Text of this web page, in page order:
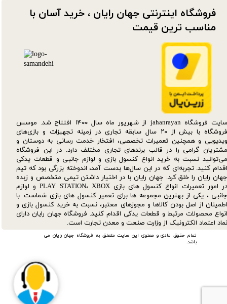
تمام حقوق مادی و معنوی این سایت متعلق به فروشگاه جهان رایان می
باشد.
سایت فروشگاه jahanrayan از شهریور ماه سال ۱۴۰۰ افتتاح شد. موسس
فروشگاه با بیش از ۲۰ سال سابقه تجاری در زمینه تجهیزات و بازی‌های
ویدیویی و همچنین تعمیرات تخصصی، افتخار خدمت رسانی به دوستان و
مشتریان گرامی را در قالب برندهای تجاری مختلف دارد. در این فروشگاه
می‌توانید نسبت به خرید انواع کنسول بازی و لوازم جانبی و قطعات یدکی‌
اقدام کنید. تجربه‌ای که در این سال‌ها بدست آمد، اندوخته بزرگی بود که تیم
جهان رایان را خلق کرد. جهان رایان با در اختیار داشتن تیمی متخصص و زبده
در امور تعمیرات انواع کنسول های بازی PLAY STATION، XBOX و لوازم
جانبی ، یکی از بهترین مجموعه ها برای تعمیر کنسول های بازی شماست. با
اطمینان از اصل بودن کالاها و مجوزهای معتبر، نسبت به خرید کنسول بازی و
انواع محصولات مرتبط و قطعات یدکی اقدام کنید. فروشگاه جهان رایان دارای
نماد اعتماد الکترونیک از وزارت صنعت و معدن تجارت است.
فروشگاه اینترنتی جهان رایان ، خرید آسان با
مناسب ترین قیمت​​​​​​​